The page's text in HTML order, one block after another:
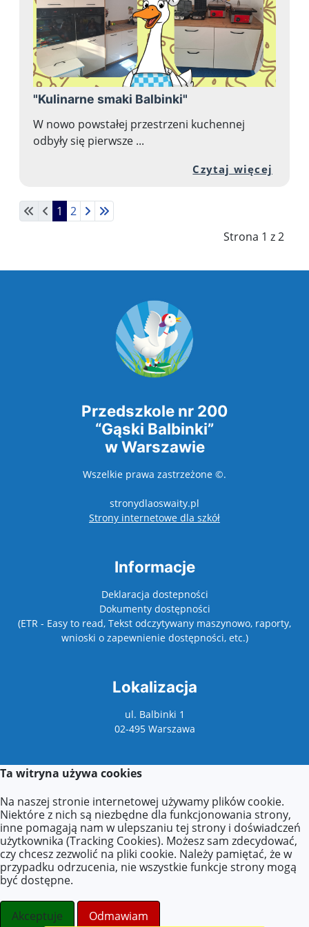
"Kulinarne smaki Balbinki"
W nowo powstałej przestrzeni kuchennej
odbyły się pierwsze ...
Czytaj więcej
Strona 1 z 2
1 2
Przedszkole nr 200
“Gąski Balbinki”
w Warszawie
Wszelkie prawa zastrzeżone ©.
stronydlaoswaity.pl
Strony internetowe dla szkółotwiera się w
Informacje
Deklaracja dostepności
Dokumenty dostępności
(ETR - Easy to read, Tekst odczytywany maszynowo, raporty,
wnioski o zapewnienie dostępności, etc.)
Lokalizacja
ul. Balbinki 1
02-495 Warszawa
Kontakt
Kontakt z sekretariatem:
poniedziałek: 9:00–17:00
wtorek–piątek: 8:00–16:00
Agnieszka Zdzieborska
Tel.: +48 (22) 277-21-18
E-mail:
E-mail:p200@eduwarszawa.pl
Ta witryna używa cookies
Na naszej stronie internetowej używamy plików cookie.
Niektóre z nich są niezbędne dla funkcjonowania strony,
inne pomagają nam w ulepszaniu tej strony i doświadczeń
użytkownika (Tracking Cookies). Możesz sam zdecydować,
czy chcesz zezwolić na pliki cookie. Należy pamiętać, że w
przypadku odrzucenia, nie wszystkie funkcje strony mogą
być dostępne.
Akceptuje Odmawiam